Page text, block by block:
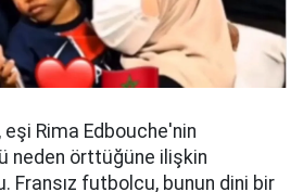
Rima Edbouche'nin
neden örttüğüne ilişkin
Fransız futbolcu, bunun dini bir